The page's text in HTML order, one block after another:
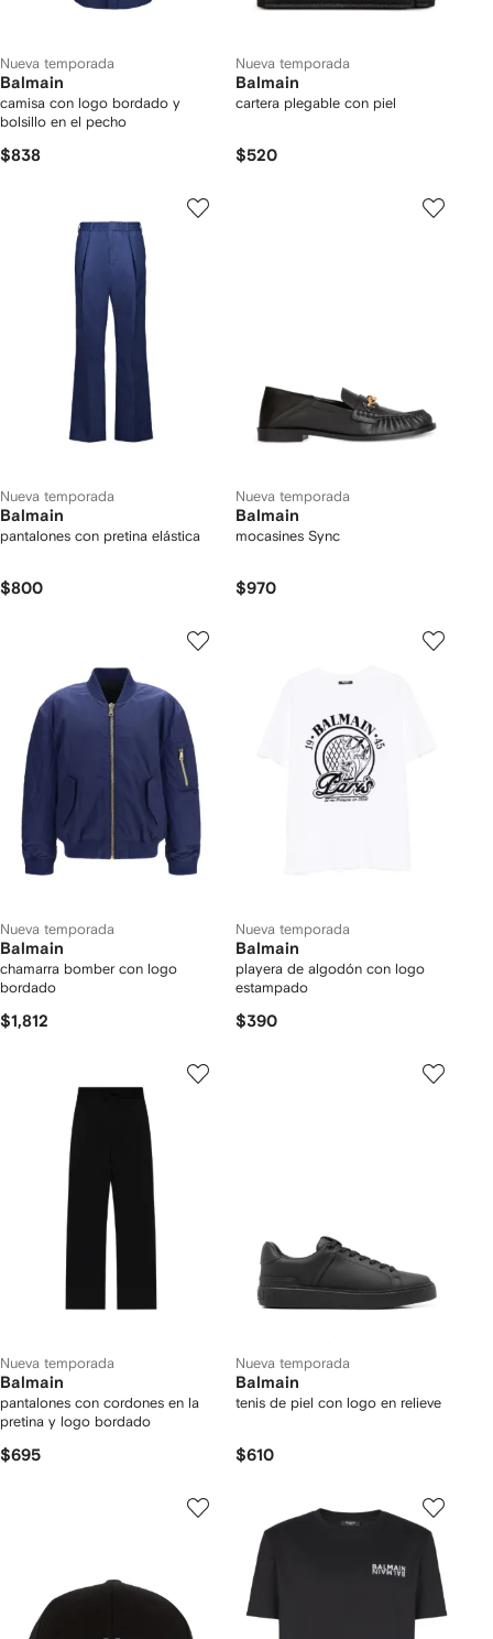
Nueva temporada
Balmain
camisa con logo bordado y
bolsillo en el pecho
$838
Nueva temporada
Balmain
cartera plegable con piel
$520
Nueva temporada
Balmain
pantalones con pretina elástica
$800
Nueva temporada
Balmain
mocasines Sync
$970
Nueva temporada
Balmain
chamarra bomber con logo
bordado
$1,812
Nueva temporada
Balmain
playera de algodón con logo
estampado
$390
Nueva temporada
Balmain
pantalones con cordones en la
pretina y logo bordado
$695
Nueva temporada
Balmain
tenis de piel con logo en relieve
$610